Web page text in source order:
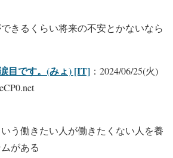
きるくらい将来の不安とかないなら
目です。(みょ) [IT] ：2024/06/25(火)
う働きたい人が働きたくない人を養
がある